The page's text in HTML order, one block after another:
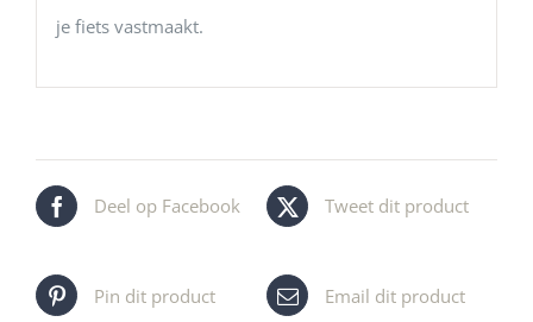
je fiets vastmaakt.
Deel op Facebook Tweet dit product
Pin dit product Email dit product